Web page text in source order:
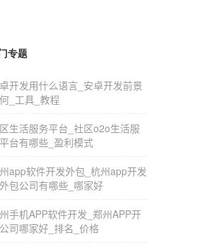
专题
开发用什么语言_安卓开发前景
_工具_教程
生活服务平台_社区o2o生活服
台有哪些_盈利模式
app软件开发外包_杭州app开发
包公司有哪些_哪家好
手机APP软件开发_郑州APP开
司哪家好_排名_价格